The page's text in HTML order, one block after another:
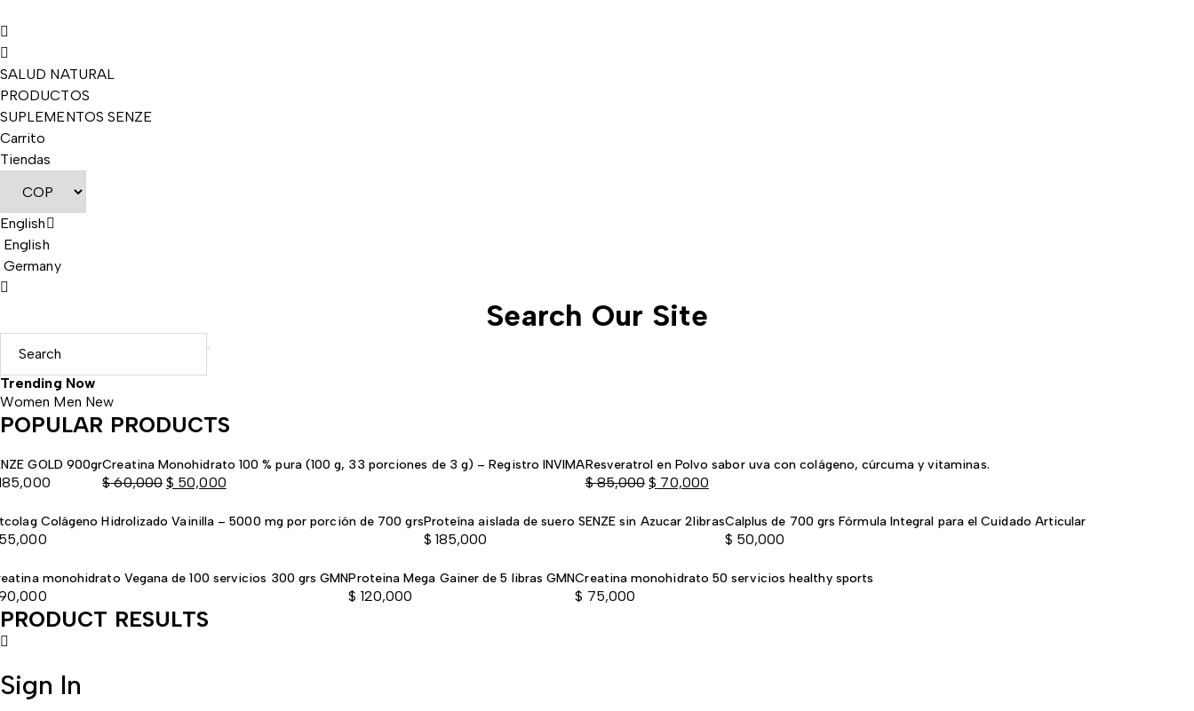
SALUD NATURAL
PRODUCTOS
SUPLEMENTOS SENZE
Carrito
Tiendas
English
English
Germany
Search Our Site
Trending Now
Women Men New
POPULAR PRODUCTS
GOLD 900grCreatina Monohidrato 100 % pura (100 g, 33 porciones de 3 g) – Registro INVIMA
$60,000
precio
$ 60,000
$ 50,000
precio
$ 50,000
Resveratrol en Polvo sabor uva con colágeno, cúrcuma y vitaminas.
$85,000
precio
$ 85,000
$ 70,000
precio
$ 70,000
Colágeno Hidrolizado Vainilla – 5000 mg por porción de 700 grsProteína aislada de suero SENZE sin Azucar 2libras
$ 185,000
Calplus de 700 grs Fórmula Integral para el Cuidado Articular
$ 50,000
monohidrato Vegana de 100 servicios 300 grs GMNProteina Mega Gainer de 5 libras GMN
$ 120,000
Creatina monohidrato 50 servicios healthy sports
$ 75,000
PRODUCT RESULTS
Sign In